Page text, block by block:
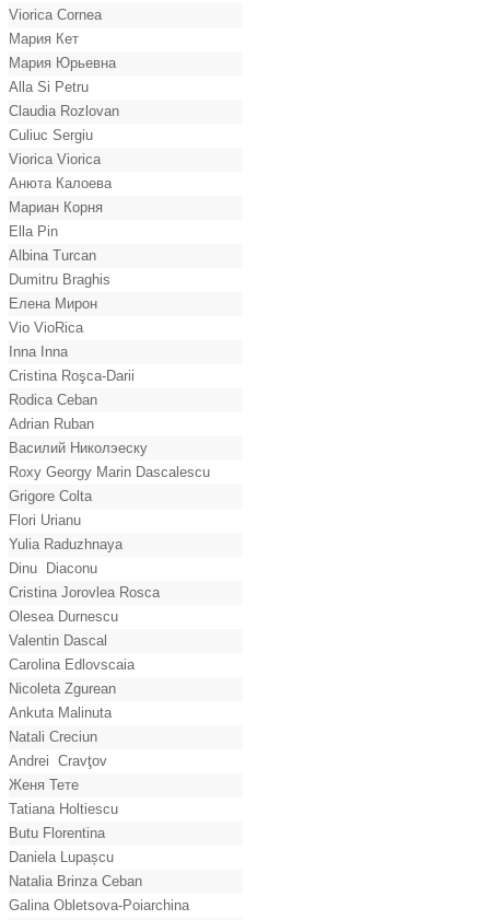
Viorica Cornea
Мария Кет
Мария Юрьевна
Alla Si Petru
Claudia Rozlovan
Culiuc Sergiu
Viorica Viorica
Анюта Калоева
Мариан Корня
Ella Pin
Albina Turcan
Dumitru Braghis
Елена Мирон
Vio VioRica
Inna Inna
Cristina Roşca-Darii
Rodica Ceban
Adrian Ruban
Василий Николэеску
Roxy Georgy Marin Dascalescu
Grigore Colta
Flori Urianu
Yulia Raduzhnaya
Dinu Diaconu
Cristina Jorovlea Rosca
Olesea Durnescu
Valentin Dascal
Carolina Edlovscaia
Nicoleta Zgurean
Ankuta Malinuta
Natali Creciun
Andrei Cravţov
Женя Тете
Tatiana Holtiescu
Butu Florentina
Daniela Lupașcu
Natalia Brinza Ceban
Galina Obletsova-Poiarchina